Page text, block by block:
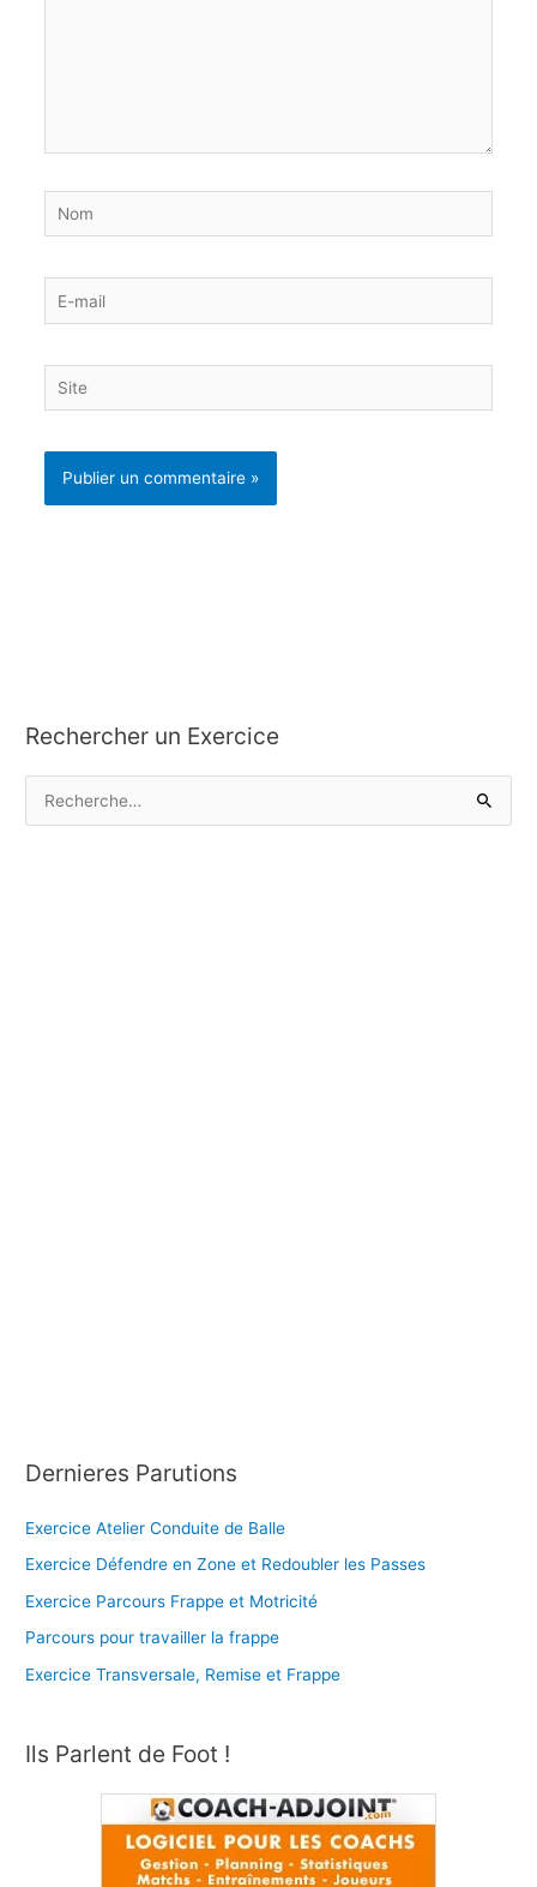
Nom
E-
mail
Site
Rechercher un Exercice
Dernieres Parutions
Exercice Atelier Conduite de Balle
Exercice Défendre en Zone et Redoubler les Passes
Exercice Parcours Frappe et Motricité
Parcours pour travailler la frappe
Exercice Transversale, Remise et Frappe
Ils Parlent de Foot !